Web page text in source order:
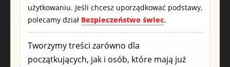
użytkowaniu. Jeśli chcesz uporządkować podstawy,
polecamy dział Bezpieczeństwo świec.
Tworzymy treści zarówno dla
początkujących, jak i osób, które mają już